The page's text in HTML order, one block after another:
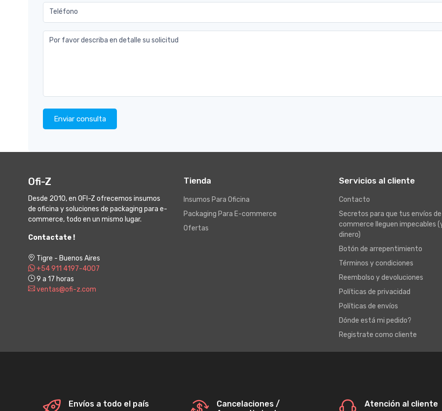
Teléfono
Por favor describa en detalle su solicitud
Enviar consulta
Ofi-Z
Desde 2010, en OFI-Z ofrecemos insumos
de oficina y soluciones de packaging para e-
commerce, todo en un mismo lugar.
Contactate !
Tigre - Buenos Aires
+54 911 4197-4007
9 a 17 horas
ventas@ofi-z.com
Tienda
Insumos Para Oficina
Packaging Para E-commerce
Ofertas
Servicios al cliente
Contacto
Secretos para que tus envíos
commerce lleguen impecables
dinero)
Botón de arrepentimiento
Términos y condiciones
Reembolso y devoluciones
Políticas de privacidad
Políticas de envíos
Dónde está mi pedido?
Registrate como cliente
Envíos a todo el país
Cancelaciones /
Atención al cliente